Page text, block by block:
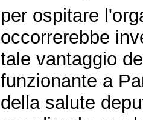
per ospitare
occorrerebbe
tale vantaggio
funzionante a
della salute